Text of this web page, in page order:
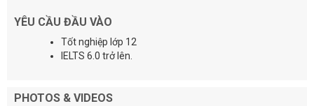
YÊU CẦU ĐẦU VÀO
Tốt nghiệp lớp 12
IELTS 6.0 trở lên.
PHOTOS & VIDEOS